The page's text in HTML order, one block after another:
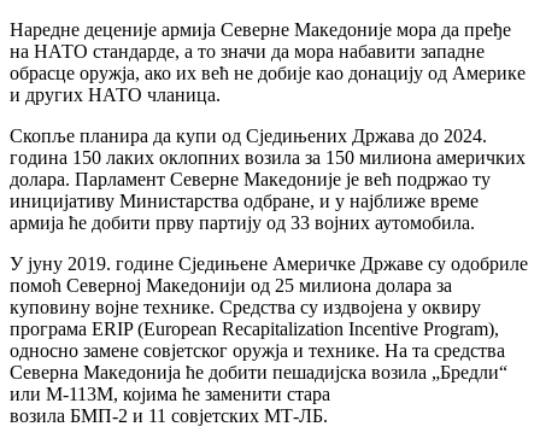
Наредне деценије армија Северне Македоније мора да пређе
на НАТО стандарде, а то значи да мора набавити западне
обрасце оружја, ако их већ не добије као донацију од Америке
и других НАТО чланица.
Скопље планира да купи од Сједињених Држава до 2024.
година 150 лаких оклопних возила за 150 милиона америчких
долара. Парламент Северне Македоније је већ подржао ту
иницијативу Министарства одбране, и у најближе време
армија ће добити прву партију од 33 војних аутомобила.
У јуну 2019. године Сједињене Америчке Државе су одобриле
помоћ Северној Македонији од 25 милиона долара за
куповину војне технике. Средства су издвојена у оквиру
програма ERIP (European Recapitalization Incentive Program),
односно замене совјетског оружја и технике. На та средства
Северна Македонија ће добити пешадијска возила „Бредли“
или М-113М, којима ће заменити стара
возила БМП-2 и 11 совјетских МТ-ЛБ.